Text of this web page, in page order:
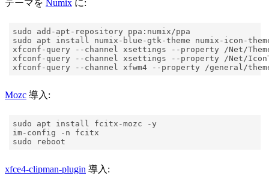
テーマを Numix に:
xfconf-query --channel xsettings --property /Net/
xfconf-query --channel xsettings --property /Net/
xfconf-query --channel xfwm4 --property /general/
Mozc 導入:
xfce4-clipman-plugin 導入: